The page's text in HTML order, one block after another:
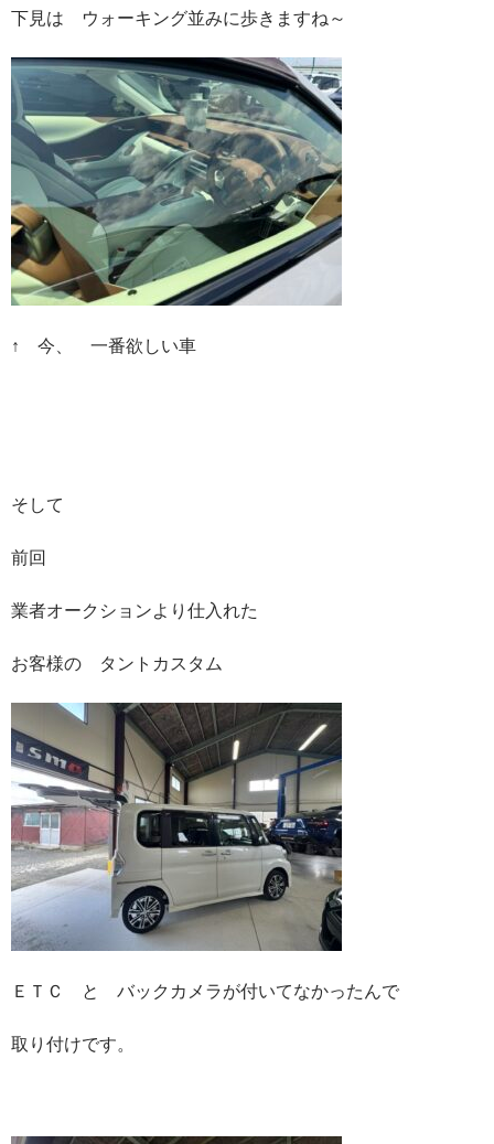
下見は ウォーキング並みに歩きますね～
↑ 今、 一番欲しい車
そして
前回
業者オークションより仕入れた
お客様の タントカスタム
ＥＴＣ と バックカメラが付いてなかったんで
取り付けです。